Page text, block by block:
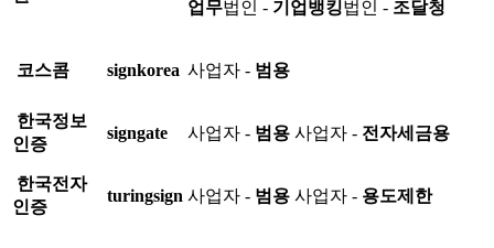
업무법인 - 기업뱅킹법인 - 조달청
코스콤 signkorea 사업자 - 범용
한국정보
인증
signgate 사업자 - 범용 사업자 - 전자세금용
한국전자
인증
turingsign 사업자 - 범용 사업자 - 용도제한